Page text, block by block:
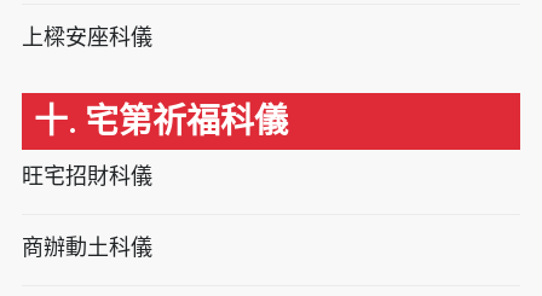
上樑安座科儀
十. 宅第祈福科儀
旺宅招財科儀
商辦動土科儀